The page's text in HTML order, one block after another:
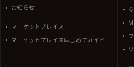
お知らせ
マーケットプレイス
マーケットプレイスはじめてガイド